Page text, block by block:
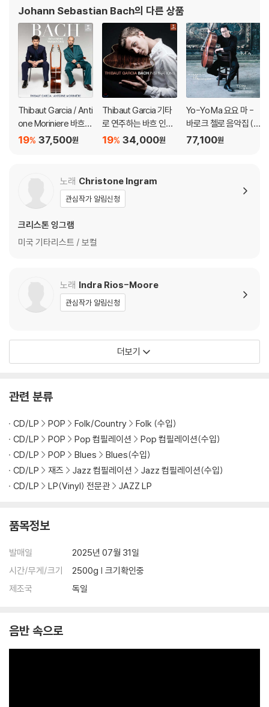
가능합니다.
2) 재생 음역의 왜곡을 최소화 하고 반복 재생시에도 최대한 일관되게 유
지되도록 디스크 센터 홀 구경이 작게 제작되는 경우가 있습니다. 턴테이
블 스핀들에 맞지 않는 경우에는 전용 제품 등을 이용하여 센터 홀을 조정
하시면 해결됩니다.
3) 디스크에 미세한 잔 흠집이 남아있거나 인쇄 면이 깨끗하지 않은 경우
가 있으며, 이는 상품의 불량이 아닙니다. 단, 재생에 이상이 있는 경우에는
불량으로 인한 반품/교환이 가능합니다
※ 컬러 디스크
1) 컬러 디스크는 웹 이미지와 실제 색상이 차이가 날 수 있습니다.
2) 컬러 디스크의 특성상 제작 공정시 앨범마다 색상 차이가 나는 경우도
있습니다.
3) 컬러 디스크는 제작 과정에서 다른 색상 염료가 섞여 얼룩과 번짐, 반점
등이 발생할 수 있습니다.
1) 불량으로 인한 반품/교환 요청 시에는 불량 확인을 위해 개봉 시의 동영
상을 요청할 수 있으며, 동영상이 없는 경우 반품/교환이 제한될 수 있습니
문의 바랍니다.
2) LP는 잦은 배송 과정에서 재킷에 손상이 발생할 가능성이 높고 재판매
가 어려우므로 신중한 구매를 부탁드립니다.
였다. 종교적 작품은 기존 구교 음
Johann Sebastian Bach의 다른 상품
Thibaut Garcia / Anti
one Moriniere 바흐:
골드베르크 변주곡 (B
37,500원
19%
Thibaut Garcia 기타
로 연주하는 바흐 인스
퍼레이션 (Bach Inspir
34,000원
19%
Yo-Yo Ma 요요 마 -
바로크 첼로 음악집 (Si
mply Baroque) [청록
77,100원
노래 Christone Ingram
관심작가 알림신청
크리스톤 잉그램
미국 기타리스트 / 보컬
노래 Indra Rios-Moore
관심작가 알림신청
더보기
관련 분류
CD/LP POP Folk/Country
Folk (수입)
CD/LP
POP Pop 컴필레이션
Pop 컴필레이션(수입)
CD/LP
POP Blues
Blues(수입)
CD/LP
재즈 Jazz 컴필레이션
Jazz 컴필레이션(수입)
CD/LP
LP(Vinyl) 전문관 JAZZ LP
품목정보
발매일
2025년 07월 31일
시간/무게/크기
2500g | 크기확인중
제조국
독일
음반 속으로